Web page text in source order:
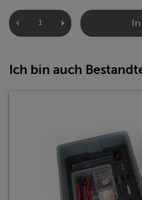
Ich bin auch